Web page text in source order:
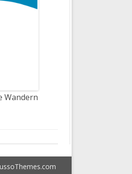
Wandern